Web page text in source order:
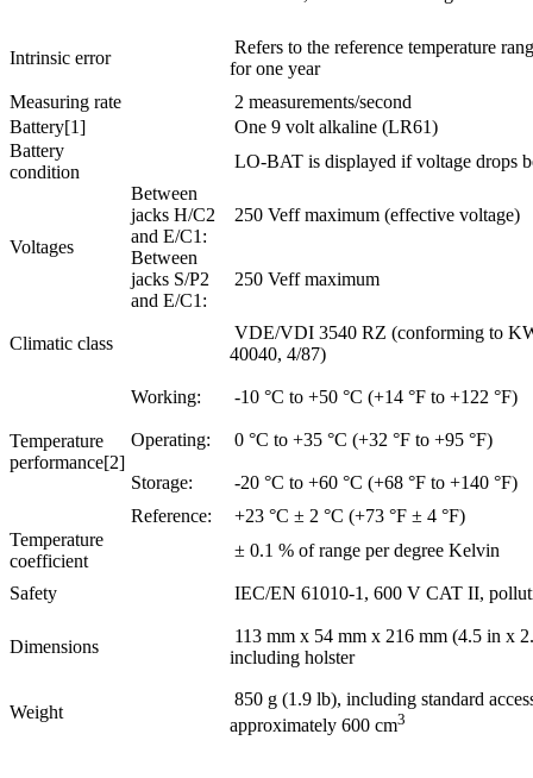
Intrinsic error
Refers to the reference temperature
for one year
Measuring rate
2 measurements/second
Battery[1]
One 9 volt alkaline (LR61)
Battery
condition
LO-BAT is displayed if voltage drops
Voltages
Between
jacks H/C2
and E/C1:
250 Veff maximum (effective voltage)
Between
jacks S/P2
and E/C1:
250 Veff maximum
Climatic class
VDE/VDI 3540 RZ (conforming to
40040, 4/87)
Temperature
performance[2]
Working: -10 °C to +50 °C (+14 °F to +122 °F)
Operating: 0 °C to +35 °C (+32 °F to +95 °F)
Storage:
-20 °C to +60 °C (+68 °F to +140 °F)
Reference:
+23 °C ± 2 °C (+73 °F ± 4 °F)
Temperature
coefficient
± 0.1 % of range per degree Kelvin
Safety IEC/EN 61010-1, 600 V CAT II,
Dimensions
113 mm x 54 mm x 216 mm (4.5 in x
including holster
Weight
850 g (1.9 lb), including standard
approximately 600 cm3